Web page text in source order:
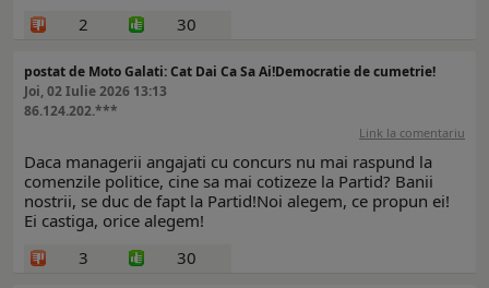
2
30
postat de Moto Galati: Cat Dai Ca Sa Ai!Democratie de cumetrie!
Joi, 02 Iulie 2026 13:13
86.124.202.***
Link la comentariu
Daca managerii angajati cu concurs nu mai raspund la
comenzile politice, cine sa mai cotizeze la Partid? Banii
nostrii, se duc de fapt la Partid!Noi alegem, ce propun ei!
Ei castiga, orice alegem!
3
30